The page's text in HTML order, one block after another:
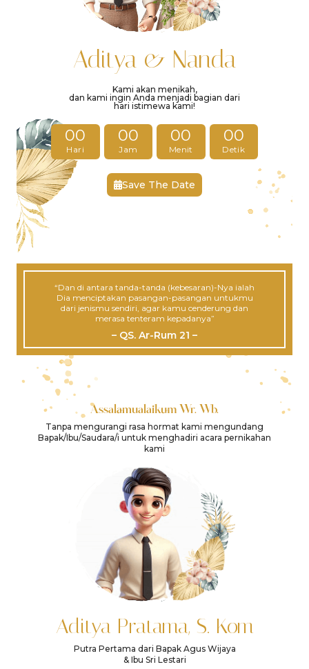
Aditya & Nanda
Kami akan menikah,
dan kami ingin Anda menjadi bagian dari
hari istimewa kami!
00
Hari
00
Jam
00
Menit
00
Detik
Save The Date
“Dan di antara tanda-tanda (kebesaran)-Nya ialah
Dia menciptakan pasangan-pasangan untukmu
dari jenismu sendiri, agar kamu cenderung dan
merasa tenteram kepadanya”
– QS. Ar-Rum 21 –
Assalamualaikum Wr. Wb.
Tanpa mengurangi rasa hormat kami mengundang
Bapak/Ibu/Saudara/i untuk menghadiri acara pernikahan
kami
Aditya Pratama, S. Kom
Putra Pertama dari Bapak Agus Wijaya
& Ibu Sri Lestari